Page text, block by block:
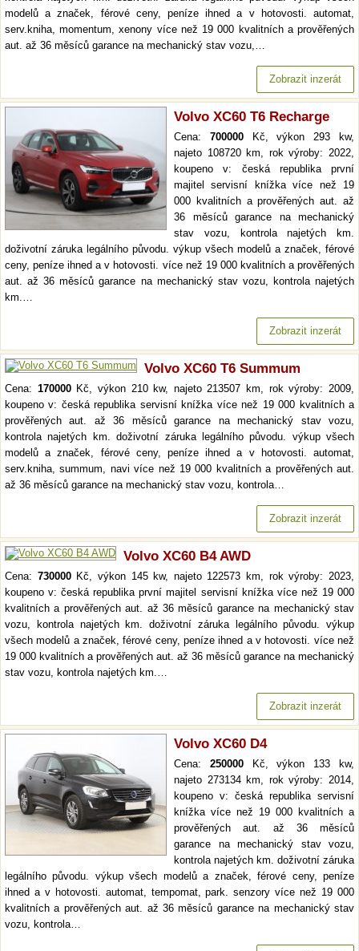
modelů a značek, férové ceny, peníze ihned a v hotovosti. automat,
serv.kniha, momentum, xenony více než 19 000 kvalitních a prověřených
aut. až 36 měsíců garance na mechanický stav vozu,…
Zobrazit inzerát
Volvo XC60 T6 Recharge
Cena: 700000Kč, výkon 293 kw,
najeto 108720 km, rok výroby: 2022,
koupeno v: česká republika první
majitel servisní knížka více než 19
000 kvalitních a prověřených aut. až
36 měsíců garance na mechanický
stav vozu, kontrola najetých km.
doživotní záruka legálního původu. výkup všech modelů a značek, férové
ceny, peníze ihned a v hotovosti. více než 19 000 kvalitních a prověřených
aut. až 36 měsíců garance na mechanický stav vozu, kontrola najetých
km.…
Zobrazit inzerát
Volvo XC60 T6 Summum
Cena: 170000Kč, výkon 210 kw, najeto 213507 km, rok výroby: 2009,
koupeno v: česká republika servisní knížka více než 19 000 kvalitních a
prověřených aut. až 36 měsíců garance na mechanický stav vozu,
kontrola najetých km. doživotní záruka legálního původu. výkup všech
modelů a značek, férové ceny, peníze ihned a v hotovosti. automat,
serv.kniha, summum, navi více než 19 000 kvalitních a prověřených aut.
až 36 měsíců garance na mechanický stav vozu, kontrola…
Zobrazit inzerát
Volvo XC60 B4 AWD
Cena: 730000Kč, výkon 145 kw, najeto 122573 km, rok výroby: 2023,
koupeno v: česká republika první majitel servisní knížka více než 19 000
kvalitních a prověřených aut. až 36 měsíců garance na mechanický stav
vozu, kontrola najetých km. doživotní záruka legálního původu. výkup
všech modelů a značek, férové ceny, peníze ihned a v hotovosti. více než
19 000 kvalitních a prověřených aut. až 36 měsíců garance na mechanický
stav vozu, kontrola najetých km.…
Zobrazit inzerát
Volvo XC60 D4
Cena: 250000Kč, výkon 133 kw,
najeto 273134 km, rok výroby: 2014,
koupeno v: česká republika servisní
knížka více než 19 000 kvalitních a
prověřených aut. až 36 měsíců
garance na mechanický stav vozu,
kontrola najetých km. doživotní záruka
legálního původu. výkup všech modelů a značek, férové ceny, peníze
ihned a v hotovosti. automat, tempomat, park. senzory více než 19 000
kvalitních a prověřených aut. až 36 měsíců garance na mechanický stav
vozu, kontrola…